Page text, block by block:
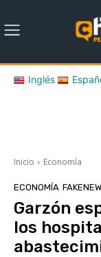
Inglés
Inicio Economía
ECONOMÍA
Garzón
los